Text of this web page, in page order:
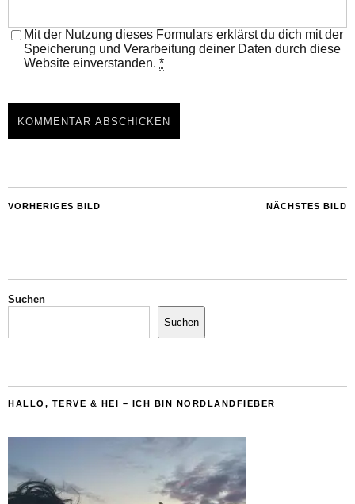
Mit der Nutzung dieses Formulars erklärst du dich mit der
Speicherung und Verarbeitung deiner Daten durch diese
Website einverstanden. *
NÄCHSTES BILD
VORHERIGES BILD
Suchen
Suchen
HALLO, TERVE & HEI – ICH BIN NORDLANDFIEBER